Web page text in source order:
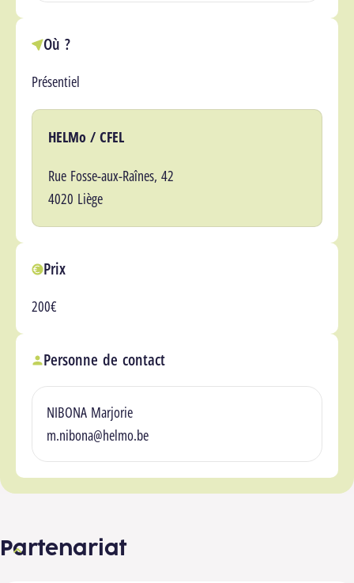
Où ?
Présentiel
Lieu(x)
HELMo / CFEL
Rue Fosse-aux-Raînes, 42
4020 Liège
Prix
200€
Personne de contact
NIBONA Marjorie
m.nibona@helmo.be
Partenariat